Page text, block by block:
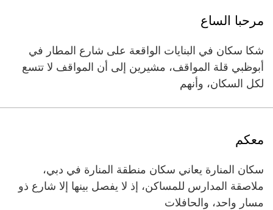
مرحبا الساع
شكا سكان في البنايات الواقعة على شارع المطار في
أبوظبي قلة المواقف، مشيرين إلى أن المواقف لا تتسع
لكل السكان، وأنهم
معكم
سكان المنارة يعاني سكان منطقة المنارة في دبي،
ملاصقة المدارس للمساكن، إذ لا يفصل بينها إلا شارع ذو
مسار واحد، والحافلات